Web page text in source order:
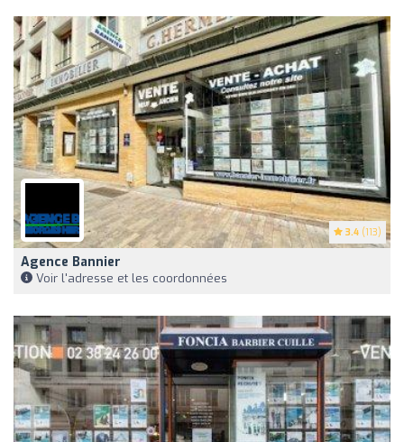
3.4 (113)
Agence Bannier
Voir l'adresse et les coordonnées